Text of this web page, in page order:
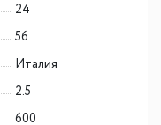
24
56
Италия
2.5
600